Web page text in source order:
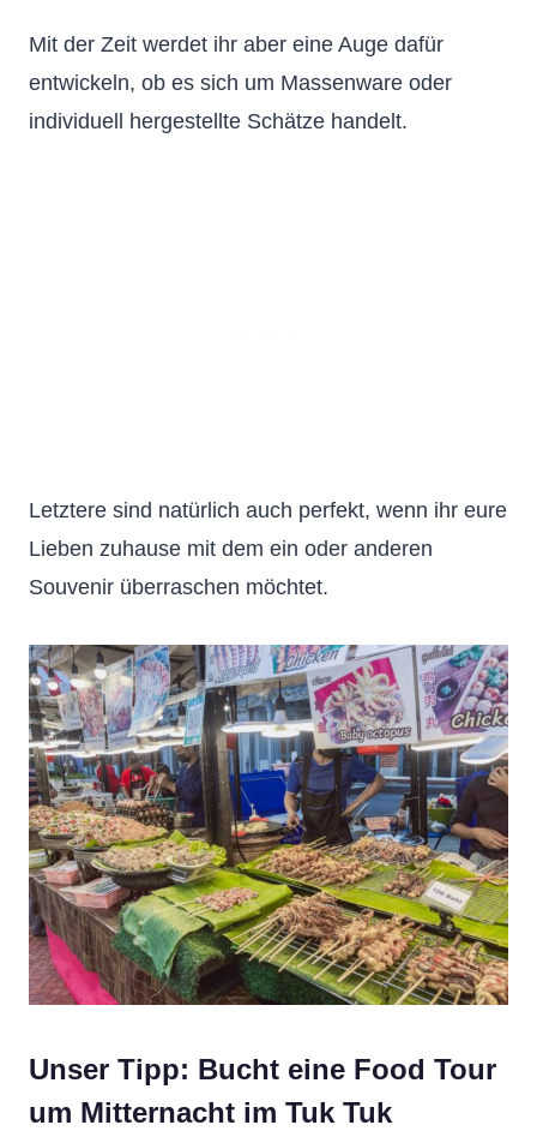
Mit der Zeit werdet ihr aber eine Auge dafür
entwickeln, ob es sich um Massenware oder
individuell hergestellte Schätze handelt.
Letztere sind natürlich auch perfekt, wenn ihr eure
Lieben zuhause mit dem ein oder anderen
Souvenir überraschen möchtet.
Unser Tipp: Bucht eine Food Tour
um Mitternacht im Tuk Tuk